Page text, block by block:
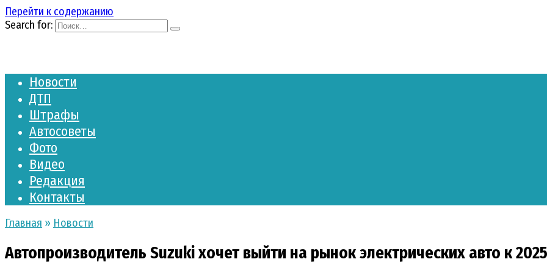
Перейти к содержанию
Search for:
Новости
ДТП
Штрафы
Автосоветы
Фото
Видео
Редакция
Контакты
Главная » Новости
Автопроизводитель Suzuki хочет выйти на рынок электрических авто к